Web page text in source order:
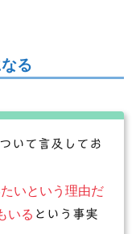
る
いて言及してお
いという理由だ
いる という事実